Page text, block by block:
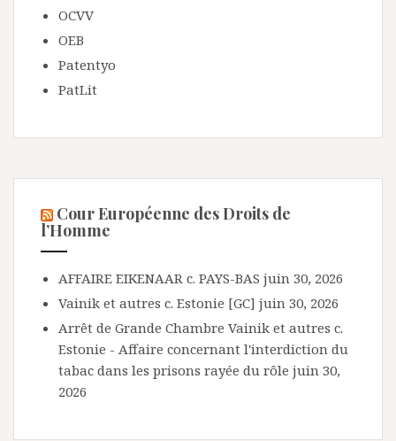
OCVV
OEB
Patentyo
PatLit
Cour Européenne des Droits de
l’Homme
AFFAIRE EIKENAAR c. PAYS-BAS juin 30, 2026
Vainik et autres c. Estonie [GC] juin 30, 2026
Arrêt de Grande Chambre Vainik et autres c.
Estonie - Affaire concernant l'interdiction du
tabac dans les prisons rayée du rôle juin 30,
2026